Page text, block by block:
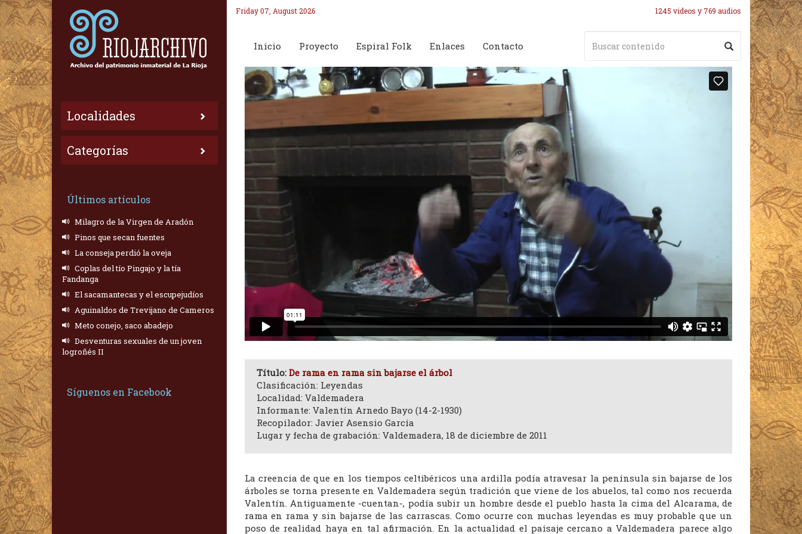
Localidades
Categorías
Últimos artículos
Milagro de la Virgen de Aradón
Pinos que secan fuentes
La conseja perdió la oveja
Coplas del tío Pingajo y la tía
Fandanga
El sacamantecas y el escupejudíos
Aguinaldos de Trevijano de Cameros
Meto conejo, saco abadejo
Desventuras sexuales de un joven
logroñés II
Síguenos en Facebook
Friday 07, August 2026 1245 videos y 769 audios
Inicio Proyecto Espiral Folk Enlaces Contacto
Título: De rama en rama sin bajarse el árbol
Clasificación: Leyendas
Localidad: Valdemadera
Informante: Valentín Arnedo Bayo (14-2-1930)
Recopilador: Javier Asensio García
Lugar y fecha de grabación: Valdemadera, 18 de diciembre de 2011
La creencia de que en los tiempos celtibéricos una ardilla podía atravesar la península sin bajarse de los
árboles se torna presente en Valdemadera según tradición que viene de los abuelos, tal como nos recuerda
Valentín. Antiguamente -cuentan-, podía subir un hombre desde el pueblo hasta la cima del Alcarama, de
rama en rama y sin bajarse de las carrascas. Como ocurre con muchas leyendas es muy probable que un
poso de realidad haya en tal afirmación. En la actualidad el paisaje cercano a Valdemadera parece algo